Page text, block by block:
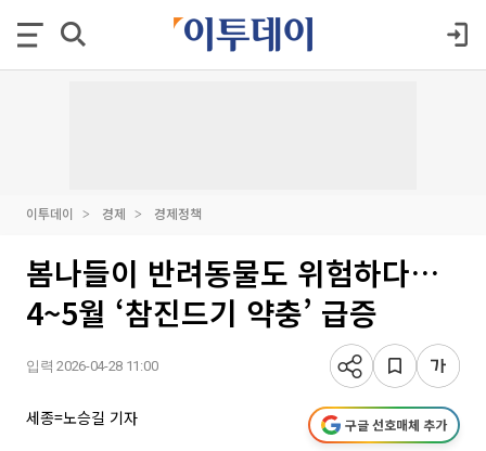
이투데이 경제 경제정책
봄나들이 반려동물도 위험하다…
4~5월 ‘참진드기 약충’ 급증
입력 2026-04-28 11:00
세종=노승길 기자 구글 선호매체 추가